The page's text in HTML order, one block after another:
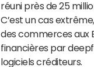
réuni près de 25
C’est un cas
des commerces aux
financières par
logiciels créditeurs.